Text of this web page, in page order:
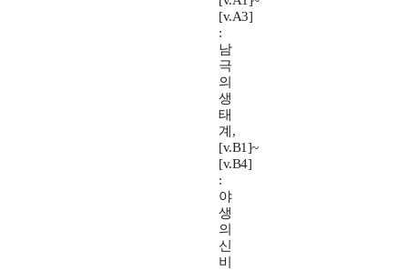
[v.A3]
:
남
극
의
생
태
계,
[v.B1]~
[v.B4]
:
야
생
의
신
비